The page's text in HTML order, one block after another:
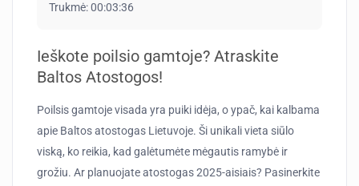
Trukmė:00:03:36
Ieškote poilsio gamtoje? Atraskite
Baltos Atostogos!
Poilsis gamtoje visada yra puiki idėja, o ypač, kai kalbama
apie Baltos atostogas Lietuvoje. Ši unikali vieta siūlo
viską, ko reikia, kad galėtumėte mėgautis ramybė ir
grožiu. Ar planuojate atostogas 2025-aisiais? Pasinerkite